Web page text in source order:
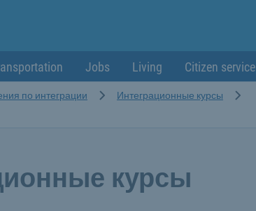
Jobs Living Citizen service
по интеграции
Интеграционные курсы
курсы